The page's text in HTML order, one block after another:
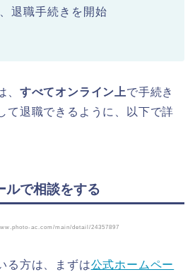
退職手続きを開始
、 すべてオンライン上で手続き
て退職できるように、以下で詳
ルで相談をする
ac.com/main/detail/24357897
る方は、まずは公式ホームペー